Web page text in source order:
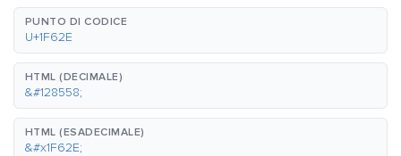
PUNTO DI CODICE
U+1F62E
HTML (DECIMALE)
&#128558;
HTML (ESADECIMALE)
&#x1F62E;